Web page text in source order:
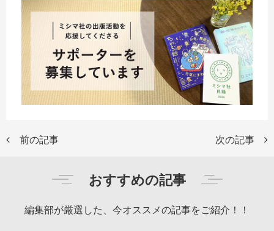
前の記事 次の記事
おすすめの記事
編集部が厳選した、今オススメの記事をご紹介！！